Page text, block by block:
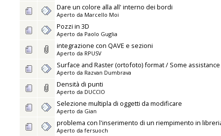
Dare un colore alla all' interno dei bordi
Aperto da Marcello Moi
Pozzi in 3D
Aperto da Paolo Guglia
integrazione con QAVE e sezioni
Aperto da RPUSV
Surface and Raster (ortofoto) format / Some
Aperto da Razvan Dumbrava
Densità di punti
Aperto da DUCCIO
Selezione multipla di oggetti da modificare
Aperto da Gian
problema con l'inserimento di un riempimento in
Aperto da fersuoch